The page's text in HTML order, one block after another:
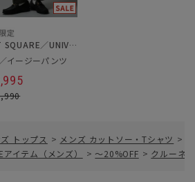
SUIT SQUARE／UNIVERSAL LANGUAGE
イージーパンツ
トップス > メンズ カットソー・Tシャツ >
アイテム（メンズ） > ～20%OFF > クルーネ